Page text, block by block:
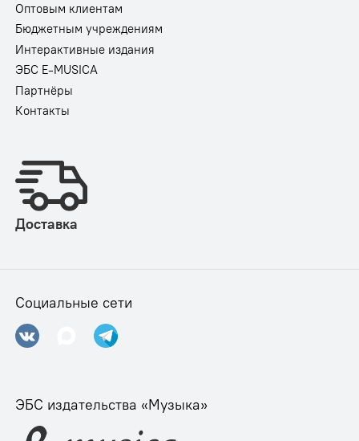
Оптовым клиентам
Бюджетным учреждениям
Интерактивные издания
ЭБС E-MUSICA
Партнёры
Контакты
Доставка
Социальные сети
ЭБС издательства «Музыка»